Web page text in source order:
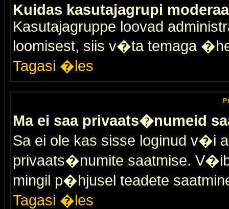
Kuidas kasutajagrupi
Kasutajagruppe loovad
loomisest, siis v�ta temaga
Tagasi �les
Ma ei saa privaats�numeid
Sa ei ole kas sisse loginud v�i
privaats�numite saatmise.
mingil p�hjusel teadete
Tagasi �les